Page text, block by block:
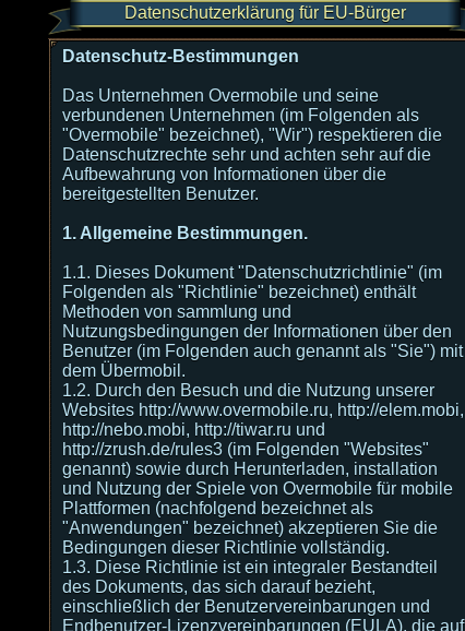
Datenschutzerklärung für EU-Bürger
Datenschutz-Bestimmungen
Das Unternehmen Overmobile und seine
verbundenen Unternehmen (im Folgenden als
"Overmobile" bezeichnet), "Wir") respektieren die
Datenschutzrechte sehr und achten sehr auf die
Aufbewahrung von Informationen über die
bereitgestellten Benutzer.
1. Allgemeine Bestimmungen.
1.1. Dieses Dokument "Datenschutzrichtlinie" (im
Folgenden als "Richtlinie" bezeichnet) enthält
Methoden von sammlung und
Nutzungsbedingungen der Informationen über den
Benutzer (im Folgenden auch genannt als "Sie") mit
dem Übermobil.
1.2. Durch den Besuch und die Nutzung unserer
Websites http://www.overmobile.ru, http://elem.mobi,
http://nebo.mobi, http://tiwar.ru und
http://zrush.de/rules3 (im Folgenden "Websites"
genannt) sowie durch Herunterladen, installation
und Nutzung der Spiele von Overmobile für mobile
Plattformen (nachfolgend bezeichnet als
"Anwendungen" bezeichnet) akzeptieren Sie die
Bedingungen dieser Richtlinie vollständig.
1.3. Diese Richtlinie ist ein integraler Bestandteil
des Dokuments, das sich darauf bezieht,
einschließlich der Benutzervereinbarungen und
Endbenutzer-Lizenzvereinbarungen (EULA), die auf